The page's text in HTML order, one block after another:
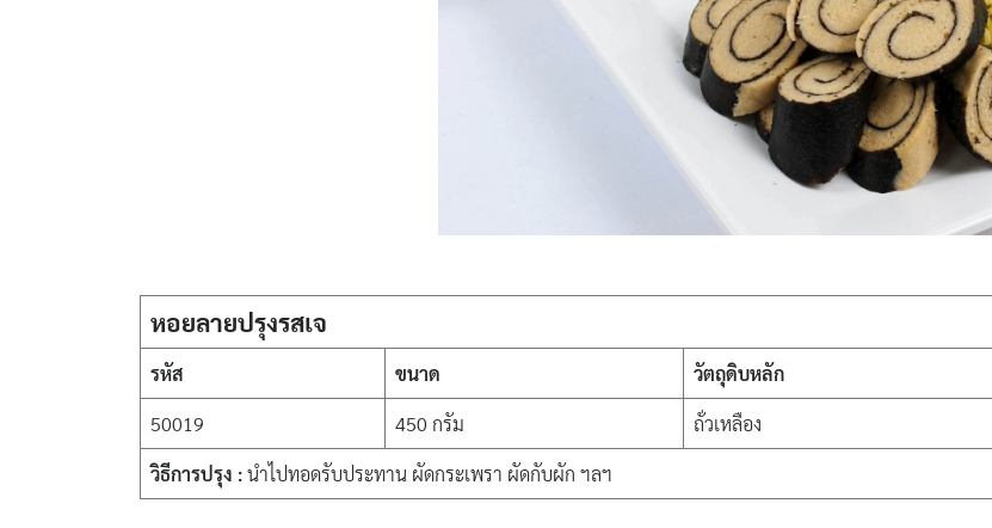
หอยลายปรุงรสเจ
รหัส ขนาด วัตถุดิบหลัก
50019
450 กรัม ถั่วเหลือง
วิธีการปรุง :นำไปทอดรับประทาน ผัดกระเพรา ผัดกับผัก ฯลฯ